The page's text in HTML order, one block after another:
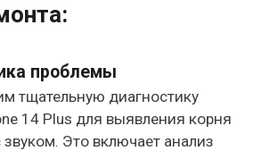
проблемы
тщательную диагностику
14 Plus для выявления корня
Это включает анализ